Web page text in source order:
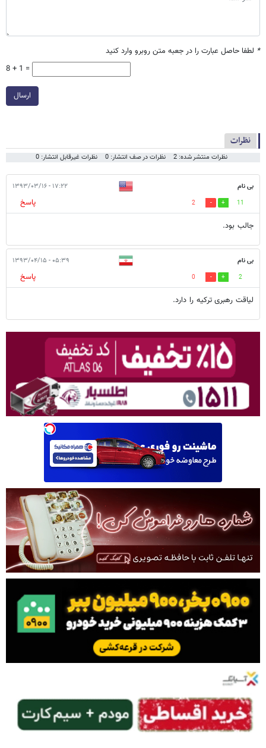
* لطفا حاصل عبارت را در جعبه متن روبرو وارد کنید
8 + 1 =
ارسال
نظرات
نظرات منتشر شده: 2 نظرات در صف انتشار: 0 نظرات غیرقابل انتشار: 0
بی نام ۱۷:۲۲ - ۱۳۹۳/۰۳/۱۶
11
2
پاسخ
جالب بود.
بی نام ۰۵:۳۹ - ۱۳۹۳/۰۴/۱۵
2
0
پاسخ
لیاقت رهبری ترکیه را دارد.